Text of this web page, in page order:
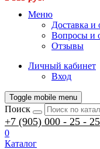
Меню
Доставка и
Вопросы и
Отзывы
Личный кабинет
Вход
Toggle mobile menu
Поиск
+7 (905) 000 - 25 - 25
0
Каталог